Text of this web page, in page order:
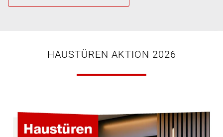
HAUSTÜREN AKTION 2026